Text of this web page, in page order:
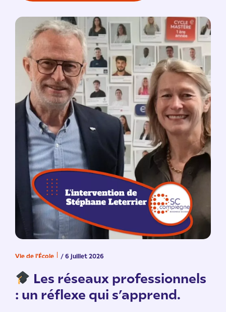
Vie de l'École / 6 juillet 2026
Les réseaux professionnels
: un réflexe qui s’apprend.